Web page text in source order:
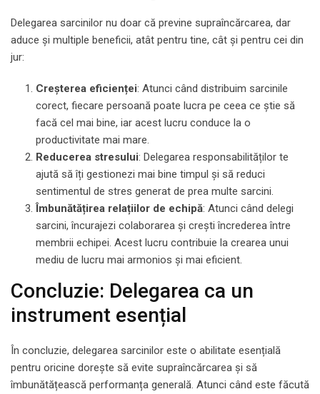
Delegarea sarcinilor nu doar că previne supraîncărcarea, dar
aduce și multiple beneficii, atât pentru tine, cât și pentru cei din
jur:
Creșterea eficienței: Atunci când distribuim sarcinile
corect, fiecare persoană poate lucra pe ceea ce știe să
facă cel mai bine, iar acest lucru conduce la o
productivitate mai mare.
Reducerea stresului: Delegarea responsabilităților te
ajută să îți gestionezi mai bine timpul și să reduci
sentimentul de stres generat de prea multe sarcini.
Îmbunătățirea relațiilor de echipă: Atunci când delegi
sarcini, încurajezi colaborarea și crești încrederea între
membrii echipei. Acest lucru contribuie la crearea unui
mediu de lucru mai armonios și mai eficient.
Concluzie: Delegarea ca un
instrument esențial
În concluzie, delegarea sarcinilor este o abilitate esențială
pentru oricine dorește să evite supraîncărcarea și să
îmbunătățească performanța generală. Atunci când este făcută